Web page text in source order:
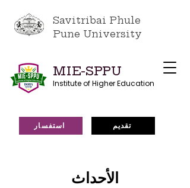
Savitribai Phule
Pune University
MIE-SPPU
Institute of Higher Education
استفسار تقديم
الأحداث